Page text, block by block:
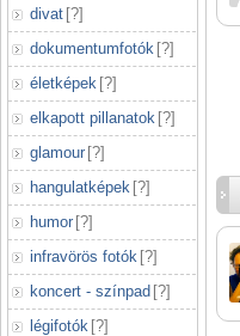
divat [?]
dokumentumfotók [?]
életképek [?]
elkapott pillanatok [?]
glamour [?]
hangulatképek [?]
humor [?]
infravörös fotók [?]
koncert - színpad [?]
légifotók [?]